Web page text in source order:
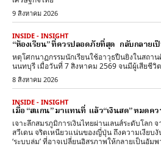
9 สิงหาคม 2026
INSIDE - INSIGHT
“ห้องเรียน” ที่ควรปลอดภัยที่สุด กลับกลาย
หตุโศกนาฏกรรมนักเรียนใช้อาวุธปืนยิงในสถา
นนทบุรี เมื่อวันที่ 7 สิงห
8 สิงหาคม 2026
INSIDE - INSIGHT
เมื่อ “สแกน” มาแทนที่ แล้ว“เงินสด” หมดค
เจาะลึกสมรภูมิการเงินไทยผ่านเลนส์ระดับโลก
สวีเดน จริตเหนียวแน่นของญี่ปุ่น ถึงความเงียบ
‘ระบบล่ม’ ที่อาจเปลี่ยนอิสรภาพให้กลายเป็นอัม